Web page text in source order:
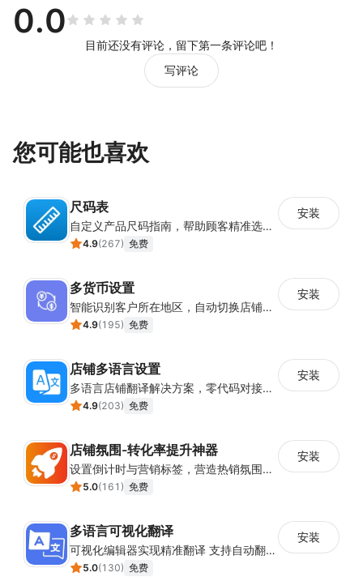
0.0
目前还没有评论，留下第一条评论吧！
写评论
您可能也喜欢
尺码表
自定义产品尺码指南，帮助顾客精准选择所需尺码
4.9(267) 免费
安装
多货币设置
智能识别客户所在地区，自动切换店铺货币展示
4.9(195) 免费
安装
店铺多语言设置
多语言店铺翻译解决方案，零代码对接全球消费者
4.9(203) 免费
安装
店铺氛围-转化率提升神器
设置倒计时与营销标签，营造热销氛围强化购买意愿，提升下单转化率
5.0(161 ) 免费
安装
多语言可视化翻译
可视化编辑器实现精准翻译 支持自动翻译与人工校对
5.0(130) 免费
安装